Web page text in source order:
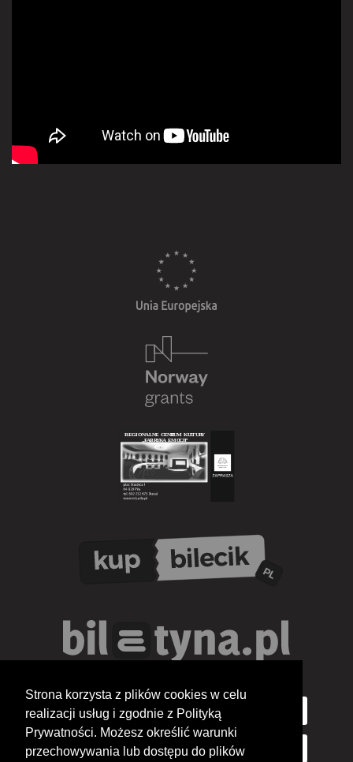
Strona korzysta z plików cookies w celu
realizacji usług i zgodnie z Polityką
Prywatności. Możesz określić warunki
przechowywania lub dostępu do plików